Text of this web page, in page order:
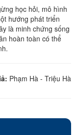
học hỏi, mô hình
hướng phát triển
là minh chứng sống
hoàn toàn có thể
Phạm Hà - Triệu Hà